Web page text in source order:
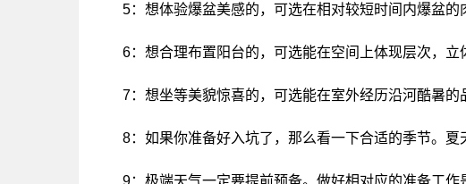
5：想体验爆盆美感的，可选在相对较短时间内爆盆的
6：想合理布置阳台的，可选能在空间上体现层次，立
7：想坐等美貌惊喜的，可选能在室外经历沿河酷暑的
8：如果你准备好入坑了，那么看一下合适的季节。夏
9：极端天气一定要提前预备。做好相对应的准备工作